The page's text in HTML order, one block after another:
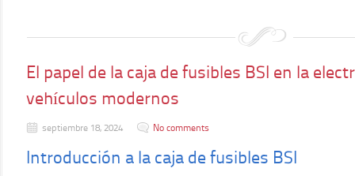
El papel de la caja de fusibles BSI en la
vehículos modernos
septiembre 18, 2024 No comments
Introducción a la caja de fusibles BSI